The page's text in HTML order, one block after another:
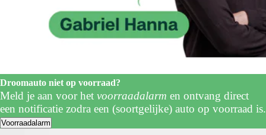
Droomauto niet op voorraad?
Meld je aan voor het voorraadalarm en ontvang direct
een notificatie zodra een (soortgelijke) auto op voorraad is.
Voorraadalarm